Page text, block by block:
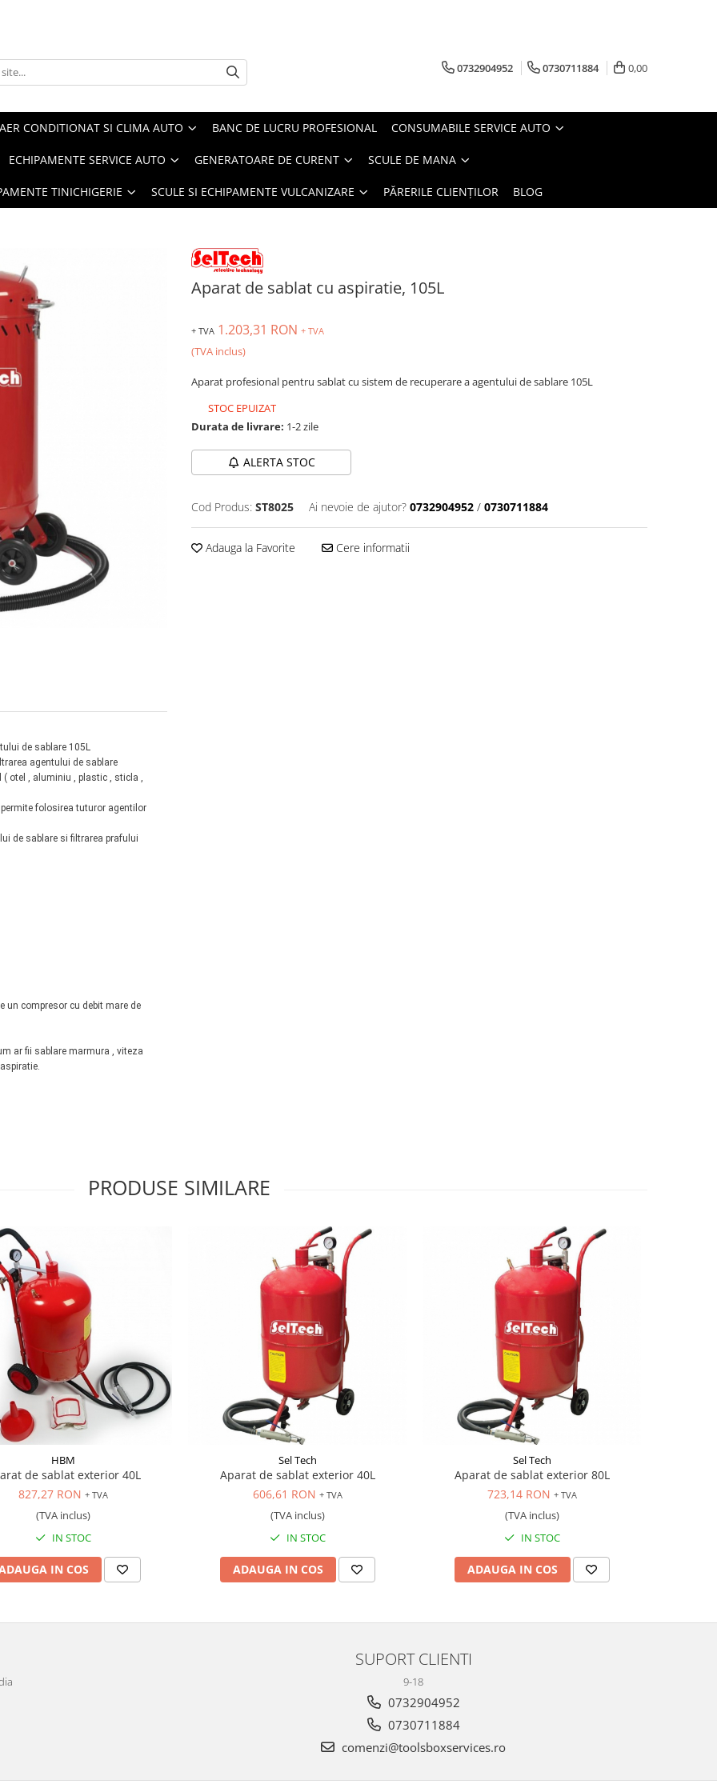
0732904952 0730711884 0,00
AER CONDITIONAT SI CLIMA AUTO BANC DE LUCRU PROFESIONAL CONSUMABILE SERVICE AUTO
ECHIPAMENTE SERVICE AUTO GENERATOARE DE CURENT SCULE DE MANA
TINICHIGERIE SCULE SI ECHIPAMENTE VULCANIZARE PĂRERILE CLIENȚILOR BLOG
Aparat de sablat cu aspiratie, 105L
+ TVA 1.203,31 RON + TVA
(TVA inclus)
Aparat profesional pentru sablat cu sistem de recuperare a agentului de sablare 105L
STOC EPUIZAT
Durata de livrare: 1-2 zile
ALERTA STOC
Cod Produs: ST8025 Ai nevoie de ajutor? 0732904952 / 0730711884
Adauga la Favorite Cere informatii
de sablare 105L
agentului de sablare
otel , aluminiu , plastic , sticla ,
folosirea tuturor agentilor
de sablare si filtrarea prafului
un compresor cu debit mare de
ar fii sablare marmura , viteza
PRODUSE SIMILARE
HBM
de sablat exterior 40L
827,27 RON + TVA
(TVA inclus)
IN STOC
IN COS
Sel Tech
Aparat de sablat exterior 40L
606,61 RON + TVA
(TVA inclus)
IN STOC
ADAUGA IN COS
Sel Tech
Aparat de sablat exterior 80L
723,14 RON + TVA
(TVA inclus)
IN STOC
ADAUGA IN COS
SUPORT CLIENTI
9-18
0732904952
0730711884
comenzi@toolsboxservices.ro